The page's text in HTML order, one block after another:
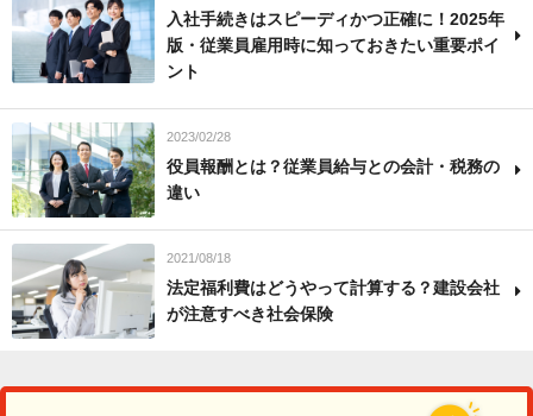
入社手続きはスピーディかつ正確に！2025年
版・従業員雇用時に知っておきたい重要ポイ
ント
2023/02/28
役員報酬とは？従業員給与との会計・税務の
違い
2021/08/18
法定福利費はどうやって計算する？建設会社
が注意すべき社会保険